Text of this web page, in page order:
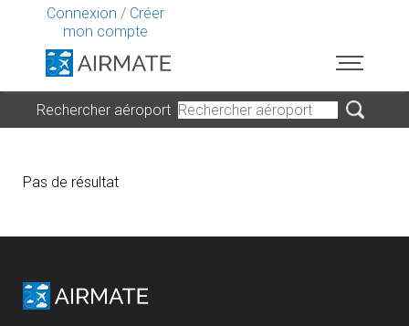
Connexion / Créer
mon compte
Rechercher aéroport
Pas de résultat